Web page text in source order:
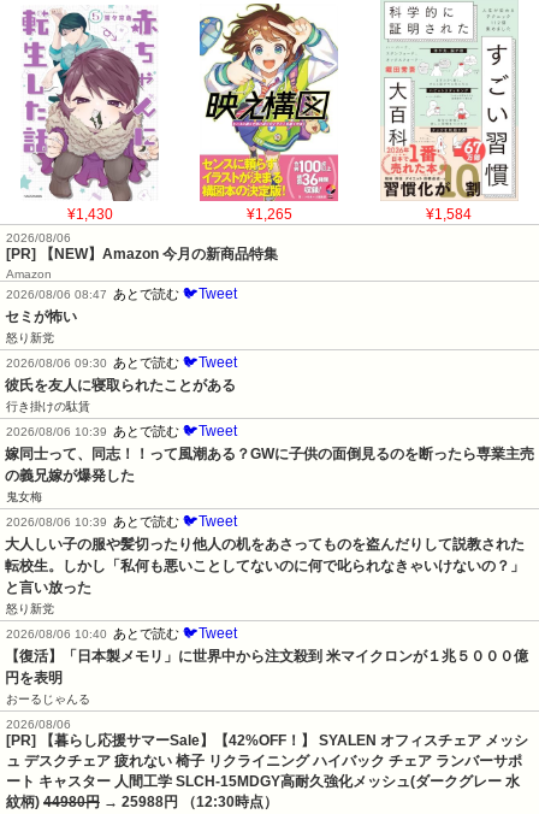
¥1,430 ¥1,265 ¥1,584
2026/08/06
[PR] 【NEW】Amazon 今月の新商品特集
Amazon
2026/08/06 08:47
あとで読む 🐦Tweet
セミが怖い
怒り新党
2026/08/06 09:30
あとで読む 🐦Tweet
彼氏を友人に寝取られたことがある
行き掛けの駄賃
2026/08/06 10:39
あとで読む 🐦Tweet
嫁同士って、同志！！って風潮ある？GWに子供の面倒見るのを断ったら専業主売
の義兄嫁が爆発した
鬼女梅
2026/08/06 10:39
あとで読む 🐦Tweet
大人しい子の服や髪切ったり他人の机をあさってものを盗んだりして説教された
転校生。しかし「私何も悪いことしてないのに何で叱られなきゃいけないの？」
と言い放った
怒り新党
2026/08/06 10:40
あとで読む 🐦Tweet
【復活】「日本製メモリ」に世界中から注文殺到 米マイクロンが１兆５０００億
円を表明
おーるじゃんる
2026/08/06
[PR] 【暮らし応援サマーSale】【42%OFF！】 SYALEN オフィスチェア メッシ
ュ デスクチェア 疲れない 椅子 リクライニング ハイバック チェア ランバーサポ
ート キャスター 人間工学 SLCH-15MDGY高耐久強化メッシュ(ダークグレー 水
紋柄) 44980円 → 25988円 （12:30時点）